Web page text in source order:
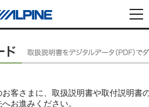
客さまに、取扱説明書や取付説明書
お進みください。